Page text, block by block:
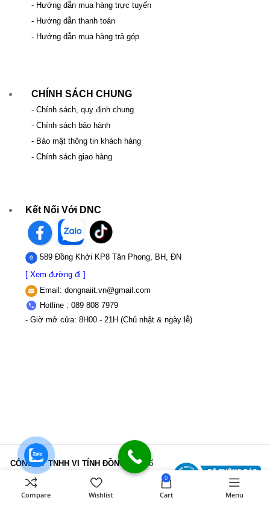
- Hướng dẫn mua hàng trực tuyến
- Hướng dẫn thanh toán
- Hướng dẫn mua hàng trả góp
CHÍNH SÁCH CHUNG
- Chính sách, quy định chung
- Chính sách bảo hành
- Bảo mật thông tin khách hàng
- Chính sách giao hàng
Kết Nối Với DNC
589 Đồng Khởi KP8 Tân Phong, BH, ĐN
[ Xem đường đi ]
Email: dongnaiit.vn@gmail.com
Hotline : 089 808 7979
- Giờ mở cửa: 8H00 - 21H (Chủ nhật & ngày lễ)
CÔNG TY TNHH VI TÍNH ĐỒNG NAI
Số
589,Đồng Khởi, KP8, P.Tân Triều, Tỉnh
Đồng Nai
MST: 3603507123 Sở Kế
hoạch và Đầu tư Tỉnh Đồng Nai cấp ngày
Compare Wishlist
0
Cart Menu